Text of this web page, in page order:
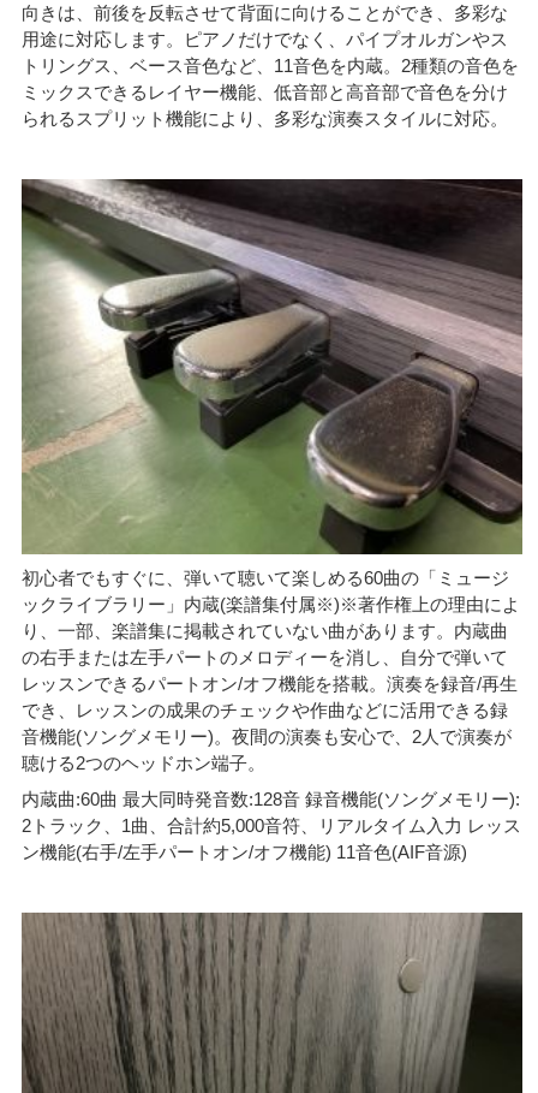
向きは、前後を反転させて背面に向けることができ、多彩な
用途に対応します。ピアノだけでなく、パイプオルガンやス
トリングス、ベース音色など、11音色を内蔵。2種類の音色を
ミックスできるレイヤー機能、低音部と高音部で音色を分け
られるスプリット機能により、多彩な演奏スタイルに対応。
初心者でもすぐに、弾いて聴いて楽しめる60曲の「ミュージ
ックライブラリー」内蔵(楽譜集付属※)※著作権上の理由によ
り、一部、楽譜集に掲載されていない曲があります。内蔵曲
の右手または左手パートのメロディーを消し、自分で弾いて
レッスンできるパートオン/オフ機能を搭載。演奏を録音/再生
でき、レッスンの成果のチェックや作曲などに活用できる録
音機能(ソングメモリー)。夜間の演奏も安心で、2人で演奏が
聴ける2つのヘッドホン端子。
内蔵曲:60曲 最大同時発音数:128音 録音機能(ソングメモリー):
2トラック、1曲、合計約5,000音符、リアルタイム入力 レッス
ン機能(右手/左手パートオン/オフ機能) 11音色(AIF音源)